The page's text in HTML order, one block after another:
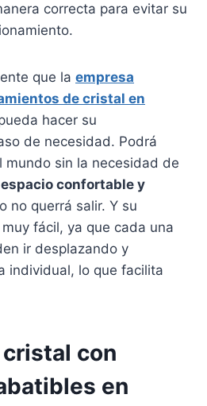
correcta para evitar su
que la empresa
de cristal en
hacer su
de necesidad. Podrá
mundo sin la necesidad de
espacio confortable y
no querrá salir. Y su
fácil, ya que cada una
ir desplazando y
individual, lo que facilita
con
en